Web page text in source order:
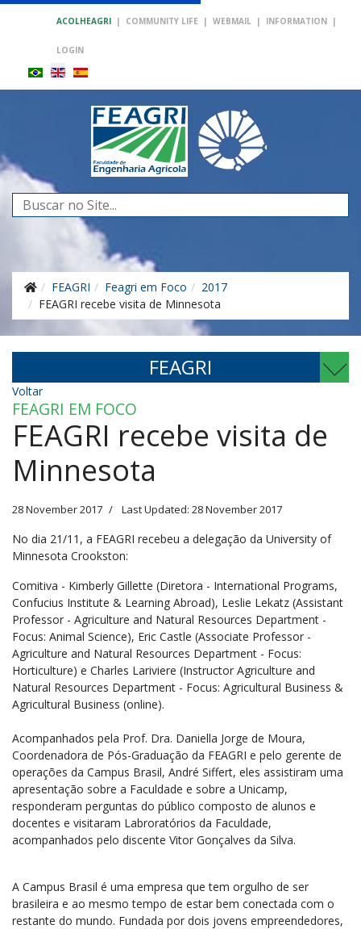
ACOLHEAGRI | COMMUNITY LIFE | WEBMAIL | INFORMATION |
LOGIN
Search
...
FEAGRI Feagri em Foco
2017
FEAGRI recebe visita de Minnesota
FEAGRI
Voltar
FEAGRI EM FOCO
FEAGRI recebe visita de
Minnesota
28 November 2017 Last Updated: 28 November 2017
No dia 21/11, a FEAGRI recebeu a delegação da University of
Minnesota Crookston:
Comitiva - Kimberly Gillette (Diretora - International Programs,
Confucius Institute & Learning Abroad), Leslie Lekatz (Assistant
Professor - Agriculture and Natural Resources Department -
Focus: Animal Science), Eric Castle (Associate Professor -
Agriculture and Natural Resources Department - Focus:
Horticulture) e Charles Lariviere (Instructor Agriculture and
Natural Resources Department - Focus: Agricultural Business &
Agricultural Business (online).
Acompanhados pela Prof. Dra. Daniella Jorge de Moura,
Coordenadora de Pós-Graduação da FEAGRI e pelo gerente de
operações da Campus Brasil, André Siffert, eles assistiram uma
apresentação sobre a Faculdade e sobre a Unicamp,
responderam perguntas do público composto de alunos e
docentes e visitaram Labroratórios da Faculdade,
acompanhados pelo discente Vitor Gonçalves da Silva.
A Campus Brasil é uma empresa que tem orgulho de ser
brasileira e ao mesmo tempo de estar bem conectada com o
restante do mundo. Fundada por dois jovens empreendedores,